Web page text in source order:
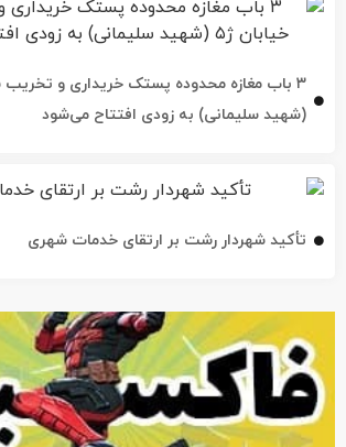
(شهید سلیمانی) به زودی افتتاح می‌شود
تأکید شهردار رشت بر ارتقای خدمات شهری